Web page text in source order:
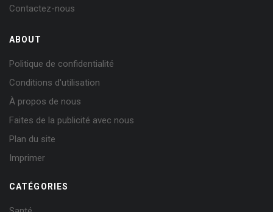
Contactez-nous
ABOUT
Politique de confidentialité
Conditions d'utilisation
À propos de nous
Faites de la publicité avec nous
Plan du site
Imprimer
CATÉGORIES